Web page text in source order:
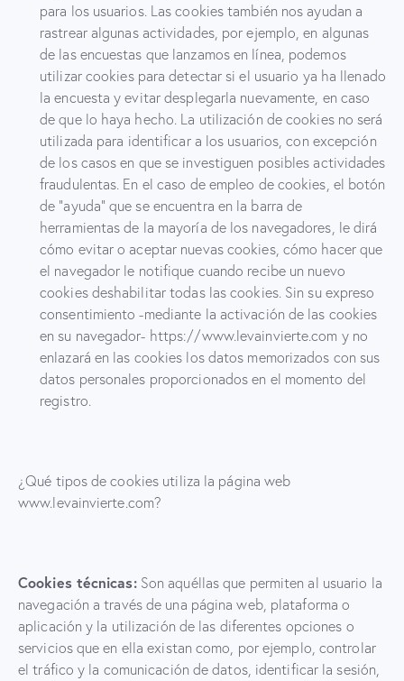
para los usuarios. Las cookies también nos ayudan a
rastrear algunas actividades, por ejemplo, en algunas
de las encuestas que lanzamos en línea, podemos
utilizar cookies para detectar si el usuario ya ha llenado
la encuesta y evitar desplegarla nuevamente, en caso
de que lo haya hecho. La utilización de cookies no será
utilizada para identificar a los usuarios, con excepción
de los casos en que se investiguen posibles actividades
fraudulentas. En el caso de empleo de cookies, el botón
de “ayuda” que se encuentra en la barra de
herramientas de la mayoría de los navegadores, le dirá
cómo evitar o aceptar nuevas cookies, cómo hacer que
el navegador le notifique cuando recibe un nuevo
cookies deshabilitar todas las cookies. Sin su expreso
consentimiento -mediante la activación de las cookies
en su navegador- https://www.levainvierte.com y no
enlazará en las cookies los datos memorizados con sus
datos personales proporcionados en el momento del
registro.
¿Qué tipos de cookies utiliza la página web
www.levainvierte.com?
Cookies técnicas:Son aquéllas que permiten al usuario la
navegación a través de una página web, plataforma o
aplicación y la utilización de las diferentes opciones o
servicios que en ella existan como, por ejemplo, controlar
el tráfico y la comunicación de datos, identificar la sesión,